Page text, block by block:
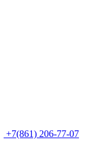
+7(861) 206-77-07